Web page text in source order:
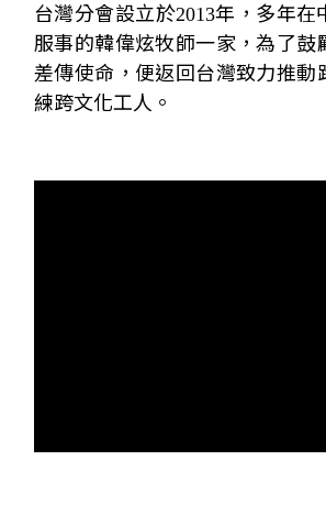
台灣分會設立於2013年，多年在
服事的韓偉炫牧師一家，為了鼓
差傳使命，便返回台灣致力推動
練跨文化工人。